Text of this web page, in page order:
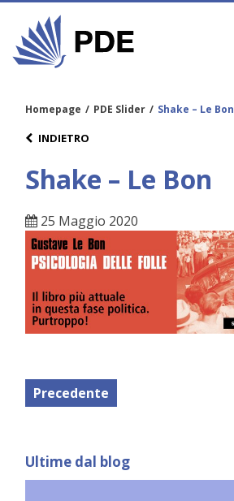
Homepage / PDE Slider / Shake – Le Bon
INDIETRO
Shake – Le Bon
25 Maggio 2020
Precedente
Ultime dal blog